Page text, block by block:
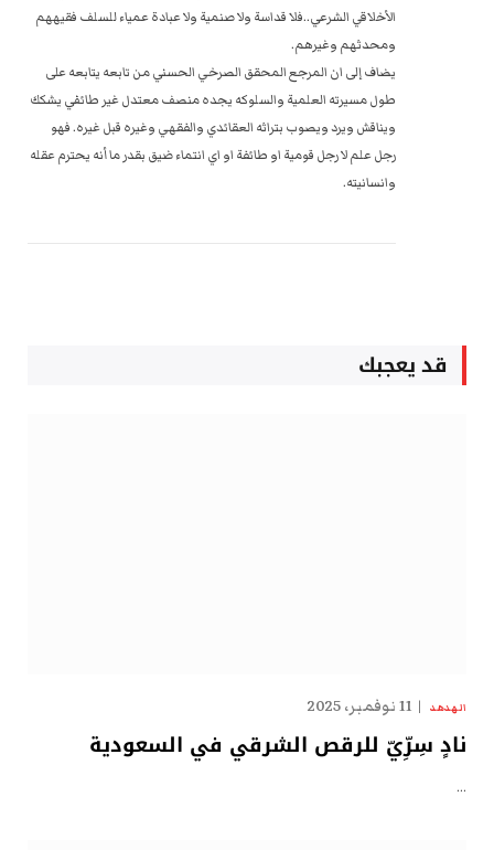
الأخلاقي الشرعي..فلا قداسة ولا صنمية ولا عبادة عمياء للسلف فقيههم
ومحدثهم وغيرهم.
يضاف إلى ان المرجع المحقق الصرخي الحسني من تابعه يتابعه على
طول مسيرته العلمية والسلوكه يجده منصف معتدل غير طائفي يشكك
ويناقش ويرد ويصوب بتراثه العقائدي والفقهي وغيره قبل غيره. فهو
رجل علم لا رجل قومية او طائفة او اي انتماء ضيق بقدر ما أنه يحترم عقله
وانسانيته.
قد يعجبك
الهدهد 11 نوفمبر، 2025
نادٍ سِرِّيّ للرقص الشرقي في السعودية
…